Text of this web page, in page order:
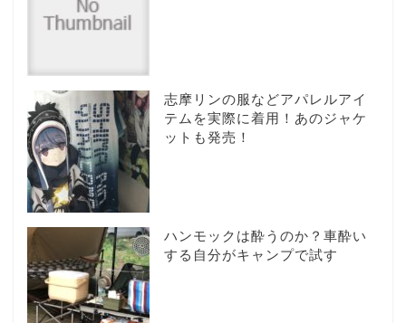
志摩リンの服などアパレルアイ
テムを実際に着用！あのジャケ
ットも発売！
ハンモックは酔うのか？車酔い
する自分がキャンプで試す